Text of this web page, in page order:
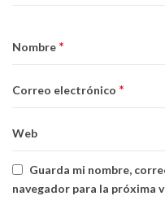
Nombre *
Correo electrónico *
Web
Guarda mi nombre,
navegador para la próxima